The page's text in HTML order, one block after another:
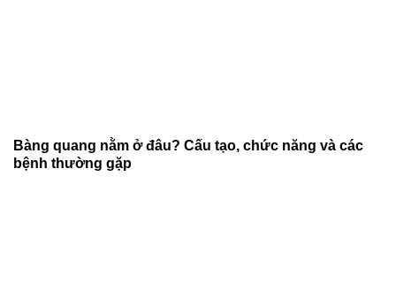
Bàng quang nằm ở đâu? Cấu tạo, chức năng và các
bệnh thường gặp